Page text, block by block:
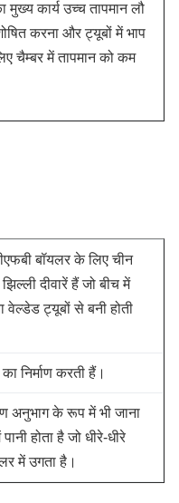
मुख्य कार्य उच्च तापमान लौ
करना और ट्यूबों में भाप
चैम्बर में तापमान को कम
बॉयलर के लिए चीन
झिल्ली दीवारें हैं जो बीच में
वेल्डेड ट्यूबों से बनी होती
निर्माण करती हैं।
अनुभाग के रूप में भी जाना
होता है जो धीरे-धीरे
में उगता है।